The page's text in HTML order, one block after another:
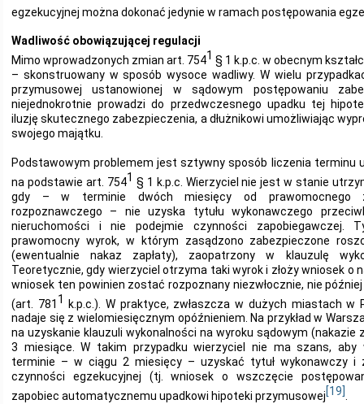
egzekucyjnej można dokonać jedynie w ramach postępowania
Wadliwość obowiązującej regulacji
Mimo wprowadzonych zmian art. 7541 § 1 k.p.c. w obecnym
– skonstruowany w sposób wysoce wadliwy. W wielu
przymusowej ustanowionej w sądowym postępowaniu
niejednokrotnie prowadzi do przedwczesnego upadku tej
iluzję skutecznego zabezpieczenia, a dłużnikowi umożliwiając
swojego majątku.
Podstawowym problemem jest sztywny sposób liczenia terminu
na podstawie art. 7541 § 1 k.p.c. Wierzyciel nie jest w stanie
gdy – w terminie dwóch miesięcy od prawomocnego
rozpoznawczego – nie uzyska tytułu wykonawczego
nieruchomości i nie podejmie czynności zapobiegawczej.
prawomocny wyrok, w którym zasądzono zabezpieczone
(ewentualnie nakaz zapłaty), zaopatrzony w klauzulę
Teoretycznie, gdy wierzyciel otrzyma taki wyrok i złoży wniosek o
wniosek ten powinien zostać rozpoznany niezwłocznie, nie
(art. 781 1 k.p.c.). W praktyce, zwłaszcza w dużych miastach w
nadaje się z wielomiesięcznym opóźnieniem. Na przykład w
na uzyskanie klauzuli wykonalności na wyroku sądowym (nakazie
3 miesiące. W takim przypadku wierzyciel nie ma szans, aby
terminie – w ciągu 2 miesięcy – uzyskać tytuł wykonawczy i
czynności egzekucyjnej (tj. wniosek o wszczęcie
zapobiec automatycznemu upadkowi hipoteki przymusowej[19]